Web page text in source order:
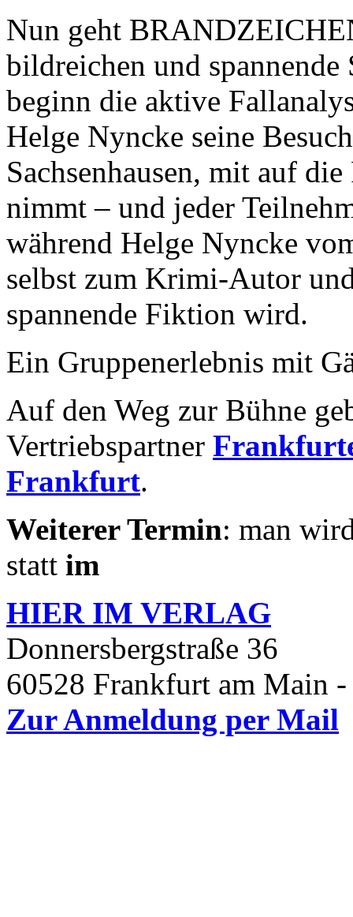
Nun geht
bildreichen und spannende
beginn die aktive
Helge Nyncke seine
Sachsenhausen, mit auf
nimmt – und jeder
während Helge Nyncke
selbst zum Krimi-Autor
spannende Fiktion wird.
Ein Gruppenerlebnis mit
Auf den Weg zur Bühne
Vertriebspartner
Frankfurt.
Weiterer Termin: man
statt im
HIER IM VERLAG
Donnersbergstraße 36
60528 Frankfurt am Main
Zur Anmeldung per Mail